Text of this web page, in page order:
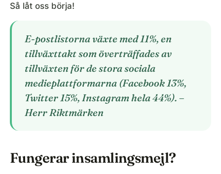
Så låt oss börja!
E-postlistorna växte med 11%, en
tillväxttakt som överträffades av
tillväxten för de stora sociala
medieplattformarna (Facebook 13%,
Twitter 15%, Instagram hela 44%). –
Herr Riktmärken
Fungerar insamlingsmejl?